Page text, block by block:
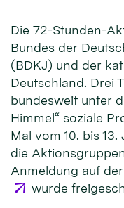
Die 72-Stunden-
Bundes der
(BDKJ) und der
Deutschland. Drei
bundesweit unter
Himmel“ soziale
Mal vom 10. bis
die
Anmeldung auf
wurde